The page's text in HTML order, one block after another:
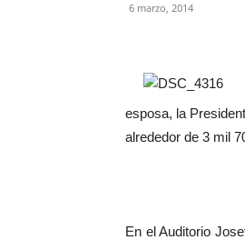
6 marzo, 2014
esposa, la
alrededor de 3 mil
En el Auditorio